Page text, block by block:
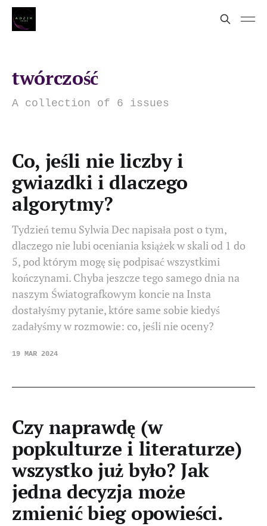
twórczość
A collection of 6 issues
Co, jeśli nie liczby i
gwiazdki i dlaczego
algorytmy?
Tydzień temu Sylwia Dec napisała post o tym,
dlaczego nie lubi oceniania książek w skali od 1 do
5, pod którym mogę się podpisać wszystkimi
kończynami. Chyba jeszcze tego samego dnia na
naszym Światografkowym koncie na Insta
dostałyśmy pytanie, które same sobie kiedyś
zadałyśmy w rozmowie: co, jeśli nie oceny?
19 MAR 2024
Czy naprawdę (w
popkulturze i literaturze)
wszystko już było? Jak
jedna decyzja może
zmienić bieg opowieści.